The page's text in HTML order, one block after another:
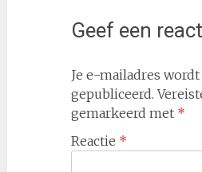
Geef een
Je e-mailadres
gepubliceerd.
gemarkeerd met *
Reactie *